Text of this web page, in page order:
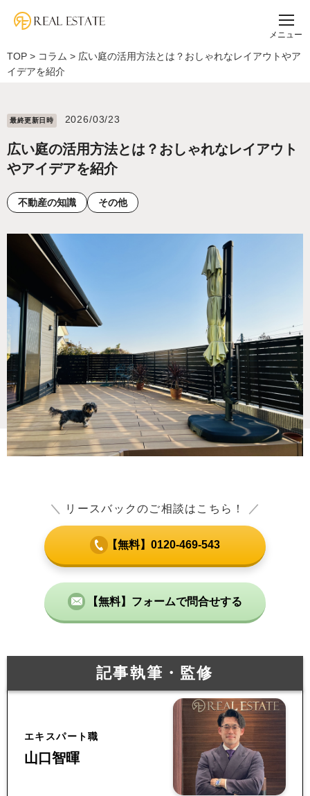
メニュー
TOP > コラム > 広い庭の活用方法とは？おしゃれなレイアウトやア
イデアを紹介
最終更新⽇時 2026/03/23
広い庭の活用方法とは？おしゃれなレイアウト
やアイデアを紹介
不動産の知識 その他
＼ リースバックのご相談はこちら！ ／
【無料】0120-469-543
【無料】フォームで問合せする
記事執筆・監修
エキスパート職
山口智暉